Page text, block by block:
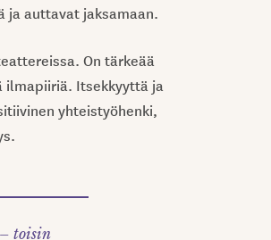
ja auttavat jaksamaan.
On tärkeää
ilmapiiriä. Itsekkyyttä ja
yhteistyöhenki,
toisin